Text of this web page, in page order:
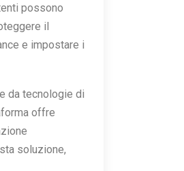
possono
il
e impostare i
da tecnologie di
offre
soluzione,